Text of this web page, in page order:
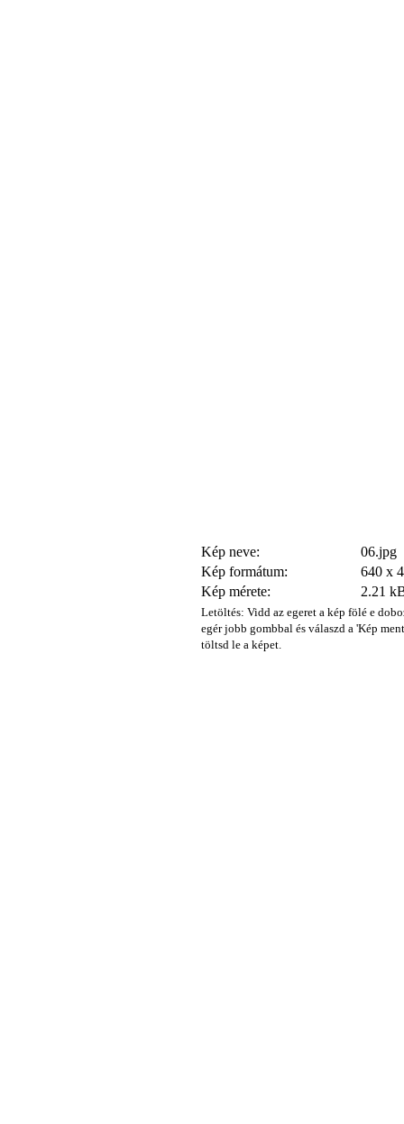
Kép neve:
06.jpg
Kép formátum:
640 x
Kép mérete:
2.21
Letöltés: Vidd az egeret a kép fölé e
egér jobb gombbal és válaszd a 'Kép
töltsd le a képet.